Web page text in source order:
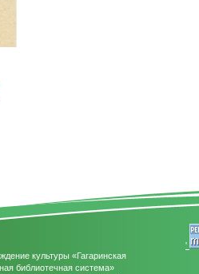
культуры «Гагаринская
библиотечная система»
'